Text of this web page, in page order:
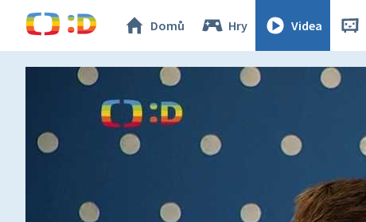
Domů Hry Videa